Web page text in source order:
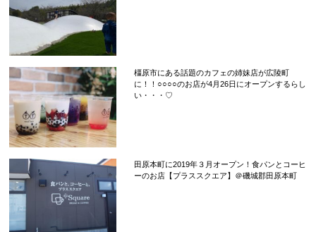
橿原市にある話題のカフェの姉妹店が広陵町
に！！○○○○のお店が4月26日にオープンするらし
い・・・♡
田原本町に2019年３月オープン！食パンとコーヒ
ーのお店【プラススクエア】＠磯城郡田原本町